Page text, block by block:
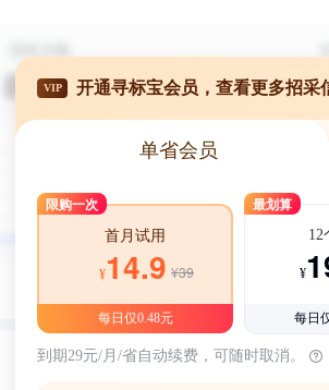
VIP 开通寻标宝会员，查看更多招采
单省会员
限购一次
首月试用
¥14.9 ¥39
每日仅0.48元
最划算
12
¥
每日
到期29元/月/省自动续费，可随时取消。